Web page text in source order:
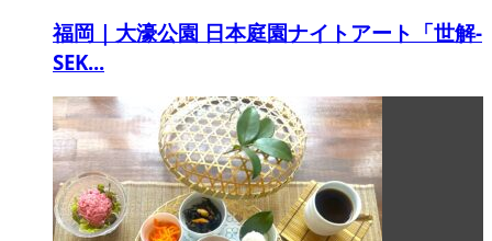
福岡｜大濠公園 日本庭園ナイトアート「世解-
SEK...